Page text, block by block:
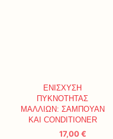
ΕΝΙΣΧΥΣΗ
ΠΥΚΝΟΤΗΤΑΣ
ΜΑΛΛΙΩΝ: ΣΑΜΠΟΥΑΝ
ΚΑΙ CONDITIONER
17,00€